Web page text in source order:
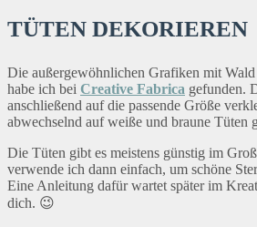
TÜTEN DEKORIEREN
Die außergewöhnlichen Grafiken mit
habe ich bei Creative Fabrica gefunden.
anschließend auf die passende Größe
abwechselnd auf weiße und braune Tüten
Die Tüten gibt es meistens günstig im
verwende ich dann einfach, um schöne
Eine Anleitung dafür wartet später im
dich. 😉